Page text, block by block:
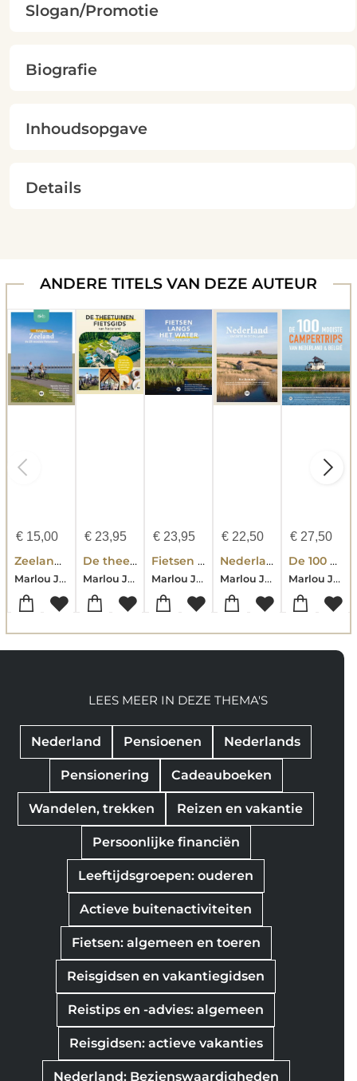
Slogan/Promotie
Biografie
Inhoudsopgave
Details
ANDERE TITELS VAN DEZE AUTEUR
€15,00
Zeeland - De 25 mooiste fietsroutes
Marlou Jacobs-Godfried van Loo
€23,95
De theetuinen fietsgids van Nederland
Marlou Jacobs-Godfried van Loo
€ 23,95
Fietsen langs het water in Nederland
Marlou Jacobs-Godfried van Loo
€ 22,50
Nederland - Vakantie in eigen land
Marlou Jacobs-Godfried van Loo
€ 27,50
De 100 mooiste campertrips van Nederland & België
Marlou Jacobs-Godfried van Loo
Nederland Pensioenen Nederlands
Pensionering Cadeauboeken
Wandelen, trekken Reizen en vakantie
Persoonlijke financiën
Leeftijdsgroepen: ouderen
Actieve buitenactiviteiten
Fietsen: algemeen en toeren
Reisgidsen en vakantiegidsen
Reistips en -advies: algemeen
Reisgidsen: actieve vakanties
Nederland: Bezienswaardigheden
LEES MEER IN DEZE THEMA'S